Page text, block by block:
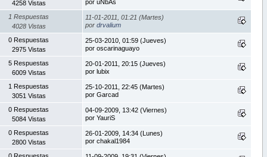
4258 Vistas
por uNbAs
1 Respuestas
4028 Vistas
11-01-2011, 01:21 (Martes)
por drvalium
0 Respuestas
2975 Vistas
25-03-2010, 01:59 (Jueves)
por oscarinaguayo
5 Respuestas
6009 Vistas
20-01-2011, 20:15 (Jueves)
por lubix
1 Respuestas
3051 Vistas
25-10-2011, 22:45 (Martes)
por Garcad
0 Respuestas
5084 Vistas
04-09-2009, 13:42 (Viernes)
por YauriS
0 Respuestas
2800 Vistas
26-01-2009, 14:34 (Lunes)
por chakal1984